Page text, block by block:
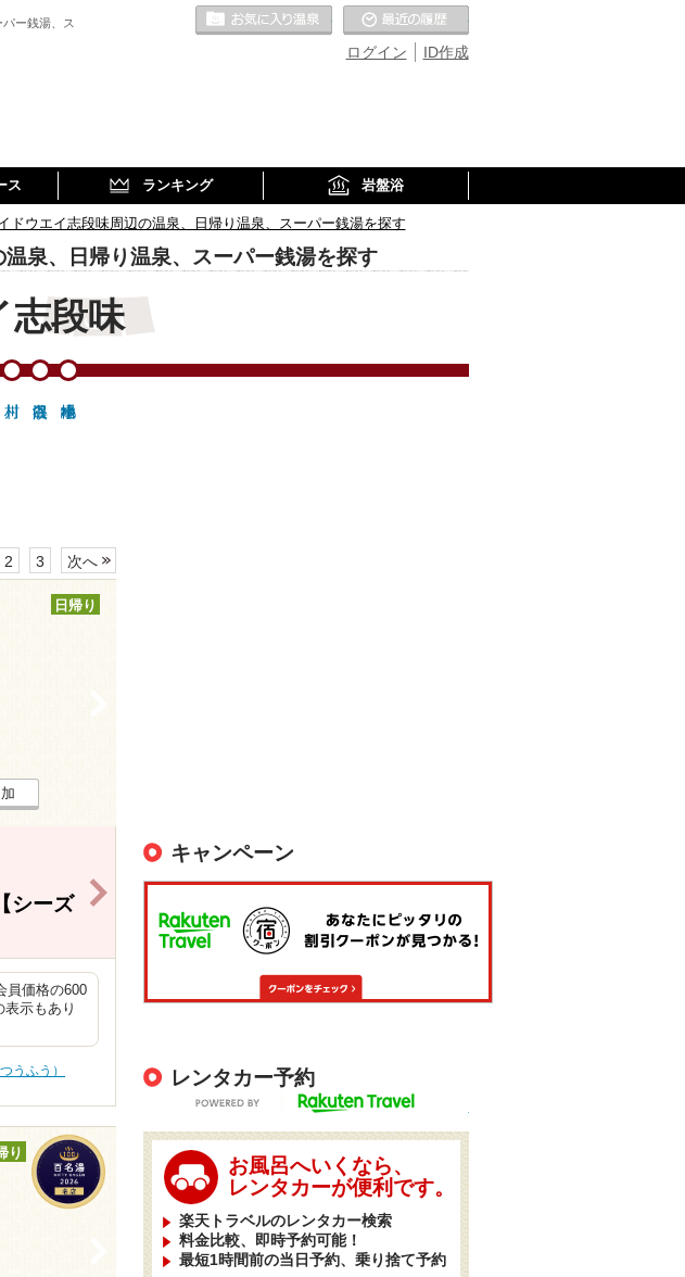
ー銭湯、ス
ID作成
ログイン
お気に入りの温泉
ス ランキング 岩盤浴
ドウエイ志段味周辺の温泉、日帰り温泉、スーパー銭湯を探す
泉、日帰り温泉、スーパー銭湯を探す
志段味
2 3 次へ
日帰り
【シーズ
員価格の600
示もあり
うふう）
り
キャンペーン
レンタカー予約
お風呂へいくなら、
レンタカーが便利です。
楽天トラベルのレンタカー検索
料金比較、即時予約可能！
最短1時間前の当日予約、乗り捨て予約